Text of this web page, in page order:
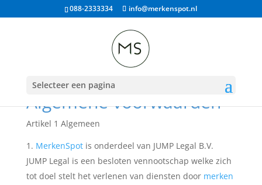
088-2333334 info@merkenspot.nl
Selecteer een pagina
Algemene voorwaarden
Artikel 1 Algemeen
MerkenSpotis onderdeel van JUMP Legal B.V.
JUMP Legal is een besloten vennootschap welke zich
tot doel stelt het verlenen van diensten door merken